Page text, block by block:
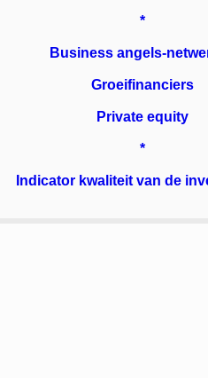
*
Business angels-
Groeifinanciers
Private equity
*
Indicator kwaliteit van de